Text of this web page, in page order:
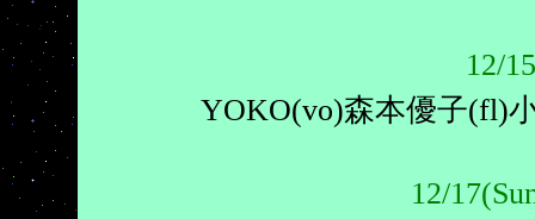
12/
YOKO(vo)森本優子(fl)
12/